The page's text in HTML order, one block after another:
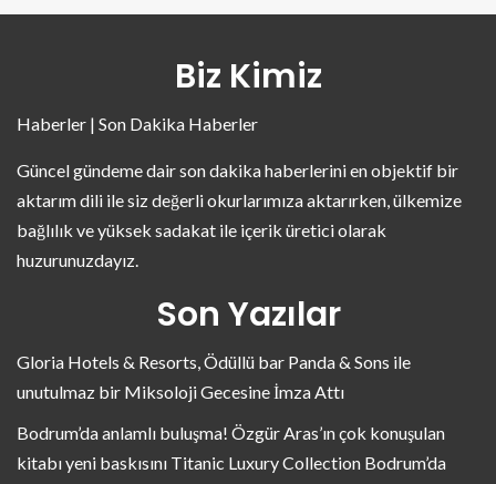
Biz Kimiz
Haberler | Son Dakika Haberler
Güncel gündeme dair son dakika haberlerini en objektif bir
aktarım dili ile siz değerli okurlarımıza aktarırken, ülkemize
bağlılık ve yüksek sadakat ile içerik üretici olarak
huzurunuzdayız.
Son Yazılar
Gloria Hotels & Resorts, Ödüllü bar Panda & Sons ile
unutulmaz bir Miksoloji Gecesine İmza Attı
Bodrum’da anlamlı buluşma! Özgür Aras’ın çok konuşulan
kitabı yeni baskısını Titanic Luxury Collection Bodrum’da